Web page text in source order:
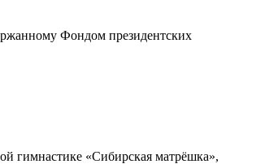
Фондом президентских
гимнастике «Сибирская матрёшка»,